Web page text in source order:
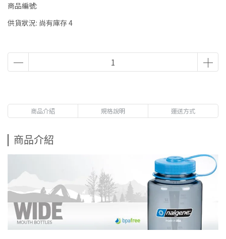
商品編號:
供貨狀況: 尚有庫存 4
商品介紹 規格說明 運送方式
商品介紹